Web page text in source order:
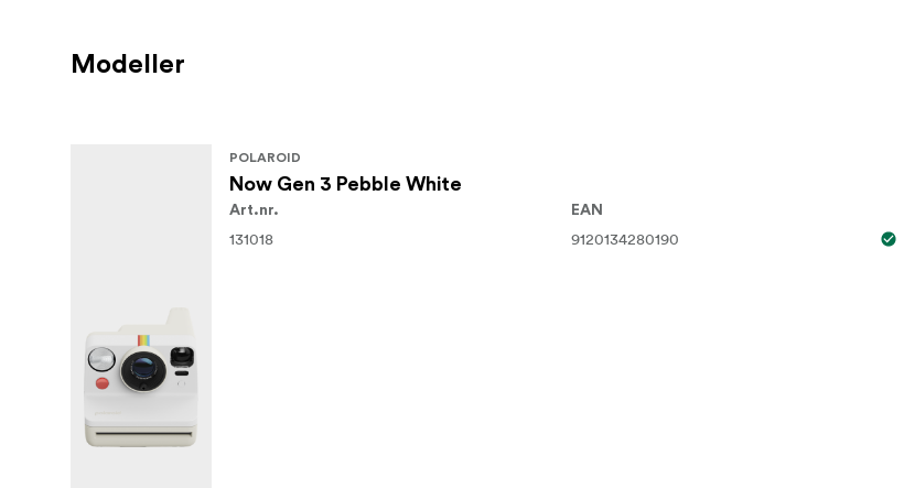
Oppladbart batteri.
Produktmål 15,02 x 11,22 x 9,6 cm
Ytre skall ABS, PC (40 % resirkulert plast)
Blenderåpning Seks brukbare blenderåpninger fra f64 til f11
Modeller
POLAROID
Now Gen 3 Pebble White
Art.nr.
131018
EAN
9120134280190